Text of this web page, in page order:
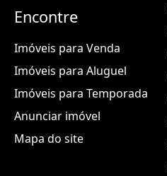
Encontre
Imóveis para Venda
Imóveis para Aluguel
Imóveis para Temporada
Anunciar imóvel
Mapa do site